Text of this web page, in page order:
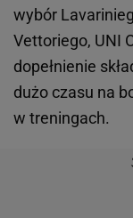
wybór
Vettoriego, UNI
dopełnienie
dużo czasu na
w treningach.